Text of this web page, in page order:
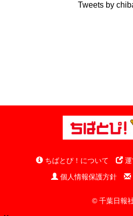
Tweets by
ちばとぴ！について
個人情報保護方針
© 千葉日報